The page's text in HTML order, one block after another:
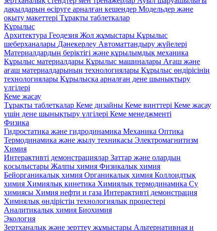
дақылдарын өсіруге арналған кешендер Модельдер және
оқыту макеттері Тұрақты таблеткалар
Құрылыс
Архитектура Геодезия Жол жұмыстары Құрылыс
шеберханалары Дәнекерлеу Автоматтандыру жүйелері
Материалдардың беріктігі және құрылымдық механика
Құрылыс материалдары Кұрылыс машиналары Ағаш және
ағаш материалдарының технологиялары Құрылыс өндірісінің
технологиялары Құрылысқа арналған дене шынықтыру
үлгілері
Кеме жасау
Тұрақты таблеткалар Кеме дизайны Кеме винттері Кеме жасау
үшін дене шынықтыру үлгілері Кеме менеджменті
Физика
Гидростатика және гидродинамика Механика Оптика
Термодинамика және жылу техникасы Электромагнитизм
Химия
Интерактивті демонстрациялар Заттар және олардың
қосылыстары Жалпы химия Физикалық химия
Бейорганикалық химия Органикалық химия Коллоидтық
химия Химиялық кинетика Химиялық термодинамика Су
химиясы Химия нефти и газа Интерактивті демонстрация
Химиялық өндірістің технологиялық процестері
Аналитикалық химия Биохимия
Экология
Зертханалық және зерттеу жұмыстары Альтернативная и